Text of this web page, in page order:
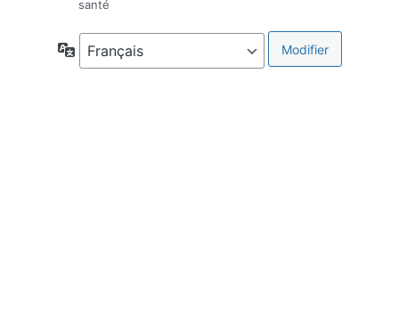
santé
Langue